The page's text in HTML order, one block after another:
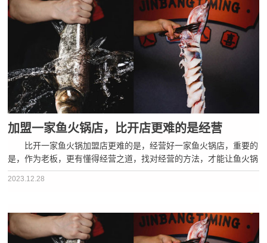
加盟一家鱼火锅店，比开店更难的是经营
比开一家鱼火锅加盟店更难的是，经营好一家鱼火锅店，重要的
是，作为老板，更有懂得经营之道，找对经营的方法，才能让鱼火锅
加盟店的生意源源不断。 今天，蜀滋香鲜鱼火锅就给各位老板分
2023.12.28